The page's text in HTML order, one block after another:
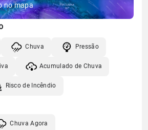
no mapa
Chuva Pressão
Acumulado de Chuva
Risco de Incêndio
Chuva Agora